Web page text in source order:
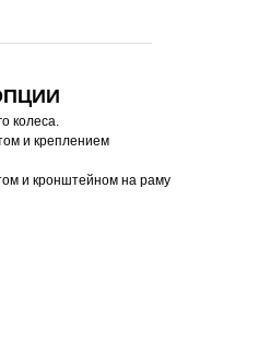
колеса.
и креплением
и кронштейном на раму